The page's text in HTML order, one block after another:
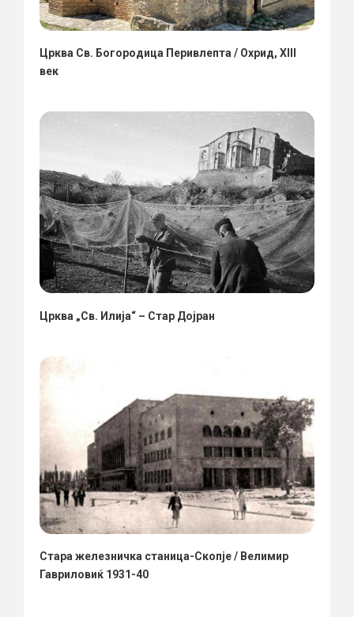
Црква Св. Богородица Перивлепта / Охрид, XIII
век
Црква „Св. Илија“ – Стар Дојран
Стара железничка станица-Скопје / Велимир
Гавриловиќ 1931-40